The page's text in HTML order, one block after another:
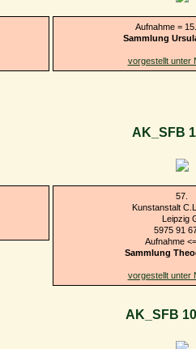
Aufnahme =
Sammlung
vorgestellt unter
AK_SFB
57.
Kunstanstalt
Leipzig
5975 91
Aufnahme
Sammlung
vorgestellt unter
AK_SFB